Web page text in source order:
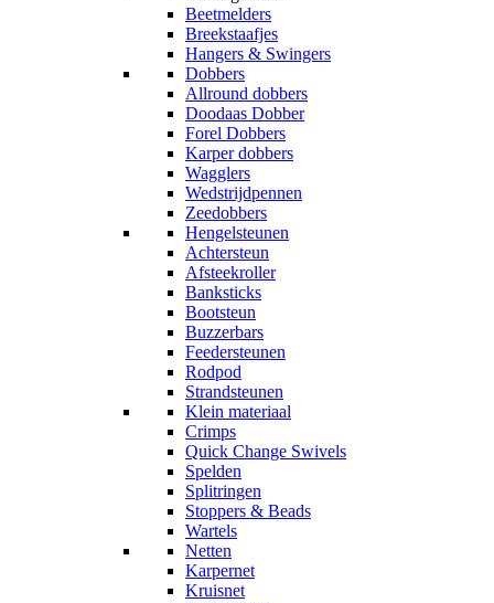
Beetmelders
Breekstaafjes
Hangers & Swingers
Dobbers
Allround dobbers
Doodaas Dobber
Forel Dobbers
Karper dobbers
Wagglers
Wedstrijdpennen
Zeedobbers
Hengelsteunen
Achtersteun
Afsteekroller
Banksticks
Bootsteun
Buzzerbars
Feedersteunen
Rodpod
Strandsteunen
Klein materiaal
Crimps
Quick Change Swivels
Spelden
Splitringen
Stoppers & Beads
Wartels
Netten
Karpernet
Kruisnet